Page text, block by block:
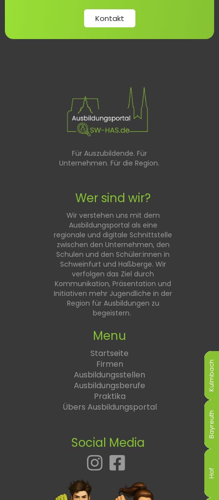
Kulmbach
Bayreuth
Hof
Kulmbach
Bayreuth
Hof
Kulmbach
Bayreuth
Hof
Kulmbach
Bayreuth
Hof
Kulmbach
Bayreuth
Hof
Kulmbach
Bayreuth
Hof
Kontakt
Für Auszubildende. Für
Unternehmen. Für die Region.
Wer sind wir?
Wir verstehen uns mit dem
Ausbildungsportal als eine
regionale und digitale Schnittstelle
zwischen den Unternehmen, den
Schulen und den Schüler:innen in
Schweinfurt und Haßberge. Wir
verfolgen das Ziel durch
Kommunikation, Präsentation und
Initiativen mehr Jugendliche in der
Region für Ausbildungen zu
begeistern.
Menu
Startseite
Firmen
Ausbildungsstellen
Ausbildungsberufe
Praktika
Übers Ausbildungsportal
Social Media